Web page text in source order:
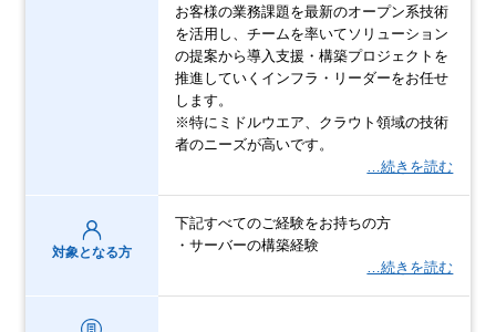
お客様の業務課題を最新のオープン系技術
を活用し、チームを率いてソリューション
の提案から導入支援・構築プロジェクトを
推進していくインフラ・リーダーをお任せ
します。
※特にミドルウエア、クラウト領域の技術
者のニーズが高いです。
…続きを読む
対象となる方
下記すべてのご経験をお持ちの方
・サーバーの構築経験
…続きを読む